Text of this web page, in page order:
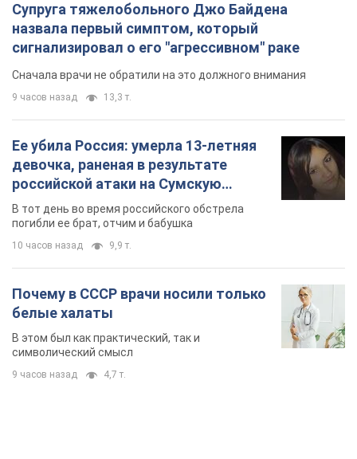
Супруга тяжелобольного Джо Байдена
назвала первый симптом, который
сигнализировал о его "агрессивном" раке
Сначала врачи не обратили на это должного внимания
9 часов назад 13,3 т.
Ее убила Россия: умерла 13-летняя
девочка, раненая в результате
российской атаки на Сумскую
область. Фото
В тот день во время российского обстрела
погибли ее брат, отчим и бабушка
10 часов назад 9,9 т.
Почему в СССР врачи носили только
белые халаты
В этом был как практический, так и
символический смысл
9 часов назад 4,7 т.